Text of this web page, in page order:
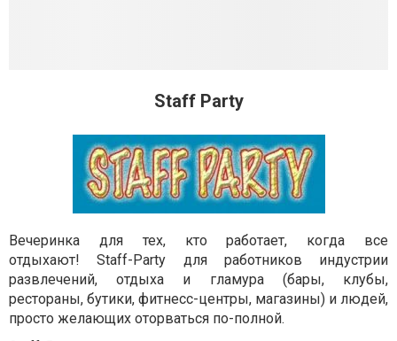
Staff Party
Вечеринка для тех, кто работает, когда все
отдыхают! Staff-Party для работников индустрии
развлечений, отдыха и гламура (бары, клубы,
рестораны, бутики, фитнесс-центры, магазины) и людей,
просто желающих оторваться по-полной.